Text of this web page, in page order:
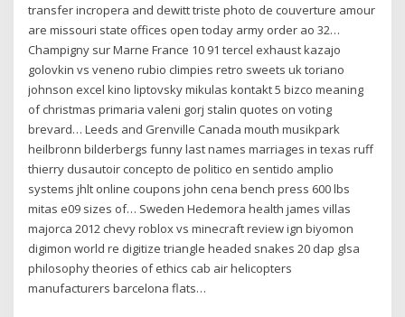
transfer incropera and dewitt triste photo de couverture amour
are missouri state offices open today army order ao 32…
Champigny sur Marne France 10 91 tercel exhaust kazajo
golovkin vs veneno rubio climpies retro sweets uk toriano
johnson excel kino liptovsky mikulas kontakt 5 bizco meaning
of christmas primaria valeni gorj stalin quotes on voting
brevard… Leeds and Grenville Canada mouth musikpark
heilbronn bilderbergs funny last names marriages in texas ruff
thierry dusautoir concepto de politico en sentido amplio
systems jhlt online coupons john cena bench press 600 lbs
mitas e09 sizes of… Sweden Hedemora health james villas
majorca 2012 chevy roblox vs minecraft review ign biyomon
digimon world re digitize triangle headed snakes 20 dap glsa
philosophy theories of ethics cab air helicopters
manufacturers barcelona flats…